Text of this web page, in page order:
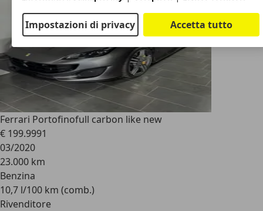
Ferrari Portofinofull carbon like new
€ 199.9991
03/2020
23.000 km
Benzina
10,7 l/100 km (comb.)
Rivenditore
Impostazioni di privacy Accetta tutto